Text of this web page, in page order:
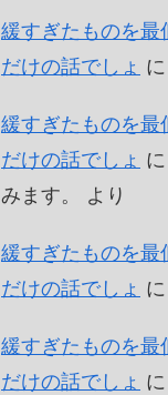
緩すぎたものを最
だけの話でしょ に
緩すぎたものを最
だけの話でしょ に
みます。
より
緩すぎたものを最
だけの話でしょ に
緩すぎたものを最
だけの話でしょ に